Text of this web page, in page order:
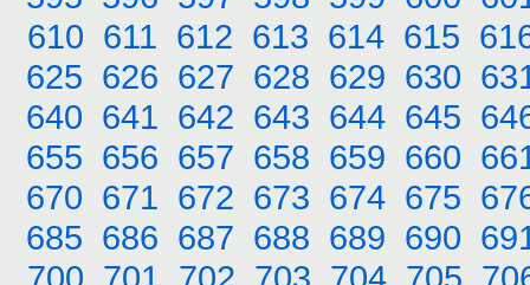
610 611 612 613 614 615
625 626 627 628 629 630
640 641 642 643 644 645
655 656 657 658 659 660
670 671 672 673 674 675
685 686 687 688 689 690